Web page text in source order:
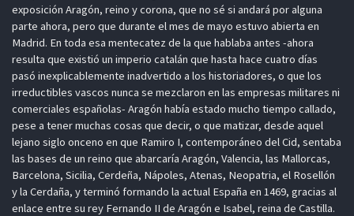
exposición Aragón, reino y corona, que no sé si andará por alguna
parte ahora, pero que durante el mes de mayo estuvo abierta en
Madrid. En toda esa mentecatez de la que hablaba antes -ahora
resulta que existió un imperio catalán que hasta hace cuatro días
pasó inexplicablemente inadvertido a los historiadores, o que los
irreductibles vascos nunca se mezclaron en las empresas militares ni
comerciales españolas- Aragón había estado mucho tiempo callado,
pese a tener muchas cosas que decir, o que matizar, desde aquel
lejano siglo onceno en que Ramiro I, contemporáneo del Cid, sentaba
las bases de un reino que abarcaría Aragón, Valencia, las Mallorcas,
Barcelona, Sicilia, Cerdeña, Nápoles, Atenas, Neopatria, el Rosellón
y la Cerdaña, y terminó formando la actual España en 1469, gracias al
enlace entre su rey Fernando II de Aragón e Isabel, reina de Castilla.